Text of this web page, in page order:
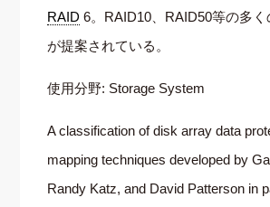
RAID 6。RAID10、RAID50等の多
が提案されている。
使用分野: Storage System
A classification of disk array data
mapping techniques developed by
Randy Katz, and David Patterson in